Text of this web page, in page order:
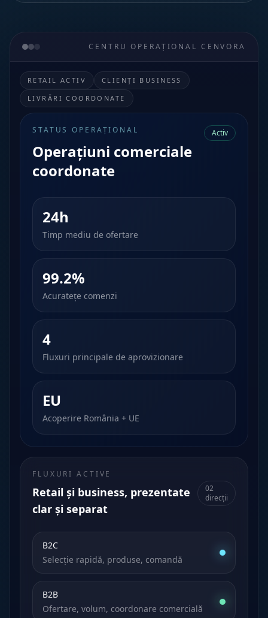
CENTRU OPERAȚIONAL CENVORA
RETAIL ACTIV
CLIENȚI BUSINESS
LIVRĂRI COORDONATE
STATUS OPERAȚIONAL
Operațiuni comerciale
coordonate
Activ
24h
Timp mediu de ofertare
99.2%
Acuratețe comenzi
4
Fluxuri principale de aprovizionare
EU
Acoperire România + UE
FLUXURI ACTIVE
Retail și business, prezentate
clar și separat
02
direcții
B2C
Selecție rapidă, produse, comandă
B2B
Ofertare, volum, coordonare comercială